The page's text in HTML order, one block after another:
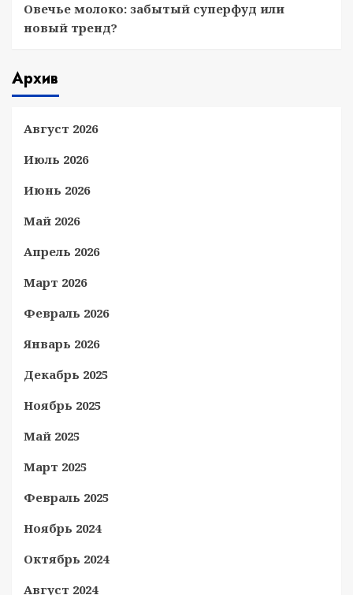
Овечье молоко: забытый суперфуд или
новый тренд?
Архив
Август 2026
Июль 2026
Июнь 2026
Май 2026
Апрель 2026
Март 2026
Февраль 2026
Январь 2026
Декабрь 2025
Ноябрь 2025
Май 2025
Март 2025
Февраль 2025
Ноябрь 2024
Октябрь 2024
Август 2024